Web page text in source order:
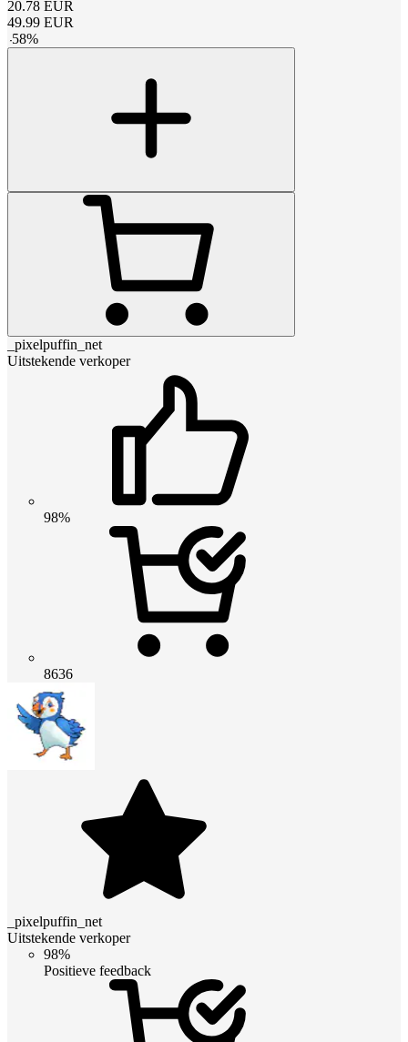
20.78 EUR
49.99 EUR
-58%
_pixelpuffin_net
Uitstekende verkoper
98%
8636
_pixelpuffin_net
Uitstekende verkoper
98%
Positieve feedback